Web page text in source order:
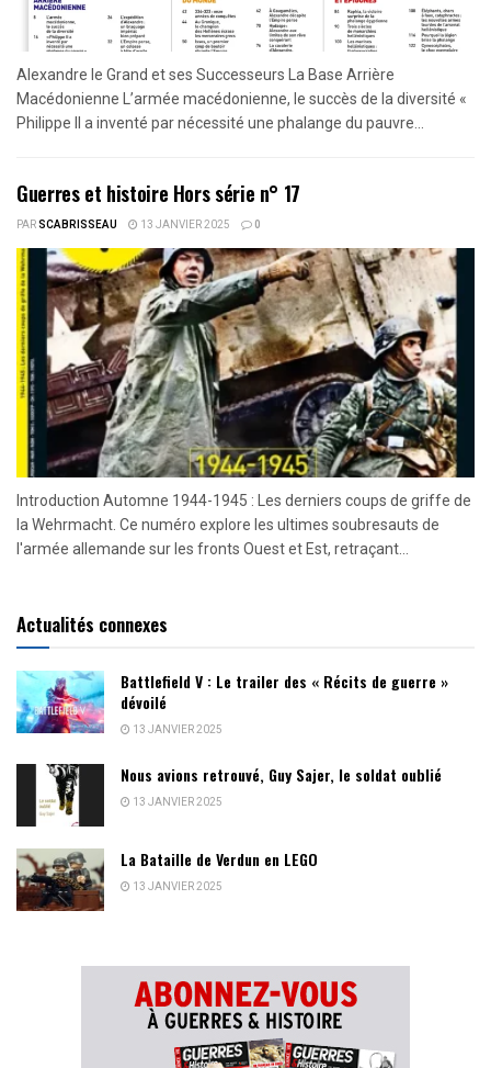
Alexandre le Grand et ses Successeurs La Base Arrière
Macédonienne L’armée macédonienne, le succès de la diversité «
Philippe II a inventé par nécessité une phalange du pauvre...
Guerres et histoire Hors série n° 17
PARSCABRISSEAU 13 JANVIER 2025 0
Introduction Automne 1944-1945 : Les derniers coups de griffe de
la Wehrmacht. Ce numéro explore les ultimes soubresauts de
l'armée allemande sur les fronts Ouest et Est, retraçant...
Actualités connexes
Battlefield V : Le trailer des « Récits de guerre »
dévoilé
13 JANVIER 2025
Nous avions retrouvé, Guy Sajer, le soldat oublié
13 JANVIER 2025
La Bataille de Verdun en LEGO
13 JANVIER 2025